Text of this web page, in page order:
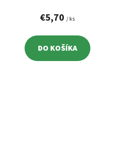
€5,70 / ks
DO KOŠÍKA